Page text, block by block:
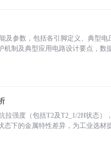
及参数，包括各引脚定义、典型
机制及典型应用电路设计要点，数
拉强度（包括T2及T2_1/2H状态）
下的金属特性差异，为工业选材